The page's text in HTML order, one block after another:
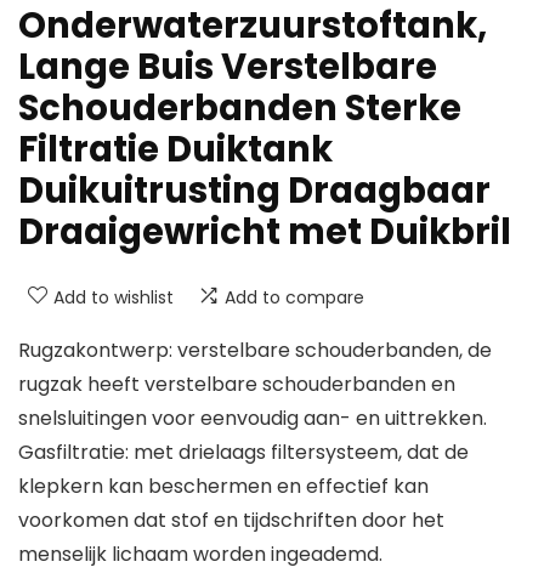
Onderwaterzuurstoftank,
Lange Buis Verstelbare
Schouderbanden Sterke
Filtratie Duiktank
Duikuitrusting Draagbaar
Draaigewricht met Duikbril
Add to wishlist Add to compare
Rugzakontwerp: verstelbare schouderbanden, de
rugzak heeft verstelbare schouderbanden en
snelsluitingen voor eenvoudig aan- en uittrekken.
Gasfiltratie: met drielaags filtersysteem, dat de
klepkern kan beschermen en effectief kan
voorkomen dat stof en tijdschriften door het
menselijk lichaam worden ingeademd.